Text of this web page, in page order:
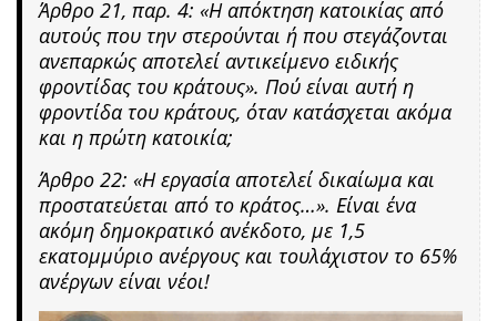
Άρθρο 21, παρ. 4: «Η απόκτηση κατοικίας από
αυτούς που την στερούνται ή που στεγάζονται
ανεπαρκώς αποτελεί αντικείμενο ειδικής
φροντίδας του κράτους». Πού είναι αυτή η
φροντίδα του κράτους, όταν κατάσχεται ακόμα
και η πρώτη κατοικία;
Άρθρο 22: «Η εργασία αποτελεί δικαίωμα και
προστατεύεται από το κράτος…». Είναι ένα
ακόμη δημοκρατικό ανέκδοτο, με 1,5
εκατομμύριο ανέργους και τουλάχιστον το 65%
ανέργων είναι νέοι!